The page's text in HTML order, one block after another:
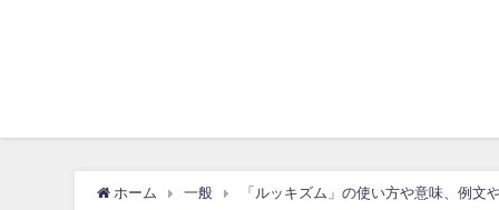
ホーム 一般 「ルッキズム」の使い方や意味、例文